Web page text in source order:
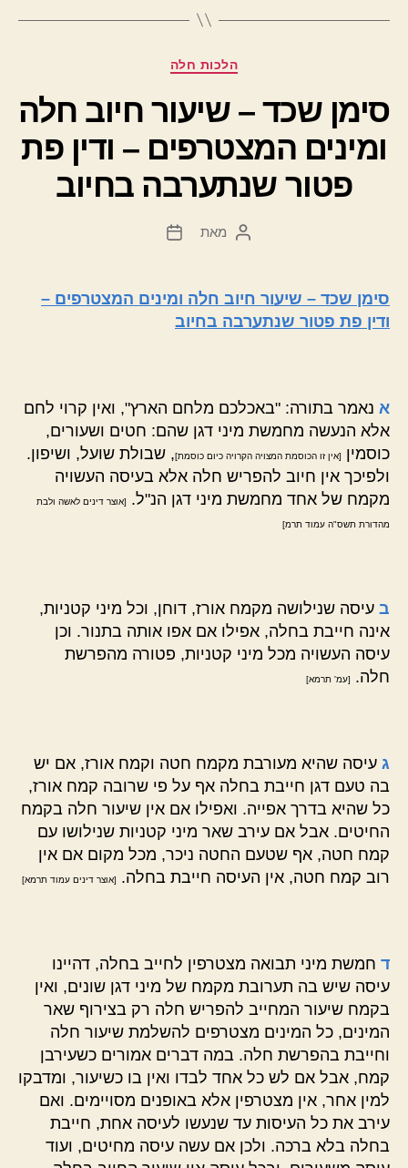
קטגוריות
הלכות חלה
סימן שכד – שיעור חיוב חלה
ומינים המצטרפים – ודין פת
פטור שנתערבה בחיוב
המחבר
מאת
תאריך
סימן שכד – שיעור חיוב חלה ומינים המצטרפים –
ודין פת פטור שנתערבה בחיוב
א נאמר בתורה: "באכלכם מלחם הארץ", ואין קרוי לחם
אלא הנעשה מחמשת מיני דגן שהם: חטים ושעורים,
כוסמין
[אין זו הכוסמת המצויה הקרויה כיום כוסמת], שבולת שועל, ושיפון.
ולפיכך אין חיוב להפריש חלה אלא בעיסה העשויה
מקמח של אחד מחמשת מיני דגן הנ"ל.
[אוצר דינים לאשה ולבת
מהדורת תשס"ה עמוד תרמ]
ב עיסה שנילושה מקמח אורז, דוחן, וכל מיני קטניות,
אינה חייבת בחלה, אפילו אם אפו אותה בתנור. וכן
עיסה העשויה מכל מיני קטניות, פטורה מהפרשת
חלה.
[עמ' תרמא]
ג עיסה שהיא מעורבת מקמח חטה וקמח אורז, אם יש
בה טעם דגן חייבת בחלה אף על פי שרובה קמח אורז,
כל שהיא בדרך אפייה. ואפילו אם אין שיעור חלה בקמח
החיטים. אבל אם עירב שאר מיני קטניות שנילושו עם
קמח חטה, אף שטעם החטה ניכר, מכל מקום אם אין
רוב קמח חטה, אין העיסה חייבת בחלה.
[אוצר דינים עמוד תרמא]
ד חמשת מיני תבואה מצטרפין לחייב בחלה, דהיינו
עיסה שיש בה תערובת מקמח של מיני דגן שונים, ואין
בקמח שיעור המחייב להפריש חלה רק בצירוף שאר
המינים, כל המינים מצטרפים להשלמת שיעור חלה
וחייבת בהפרשת חלה. במה דברים אמורים כשעירבן
קמח, אבל אם לש כל אחד לבדו ואין בו כשיעור, ומדבקו
למין אחר, אין מצטרפין אלא באופנים מסויימים. ואם
עירב את כל העיסות עד שנעשו לעיסה אחת, חייבת
בחלה בלא ברכה. ולכן אם עשה עיסה מחיטים, ועוד